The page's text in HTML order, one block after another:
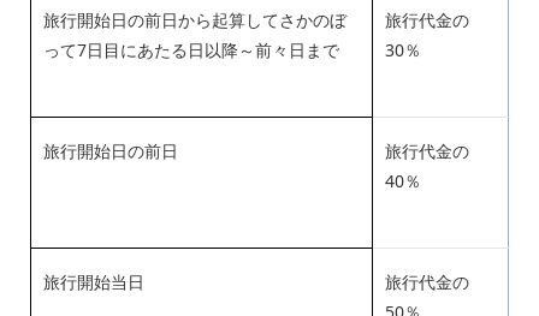
旅行開始日の前日から起算してさかのぼ
って7日目にあたる日以降～前々日まで
旅行代金の
30％
旅行開始日の前日
旅行代金の
40％
旅行開始当日
旅行代金の